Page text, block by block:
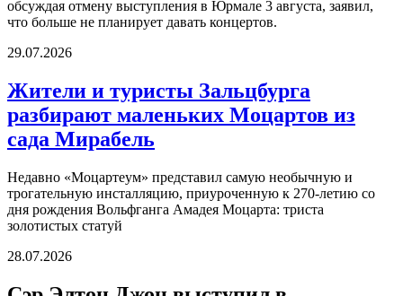
обсуждая отмену выступления в Юрмале 3 августа, заявил,
что больше не планирует давать концертов.
29.07.2026
Жители и туристы Зальцбурга
разбирают маленьких Моцартов из
сада Мирабель
Недавно «Моцартеум» представил самую необычную и
трогательную инсталляцию, приуроченную к 270-летию со
дня рождения Вольфганга Амадея Моцарта: триста
золотистых статуй
28.07.2026